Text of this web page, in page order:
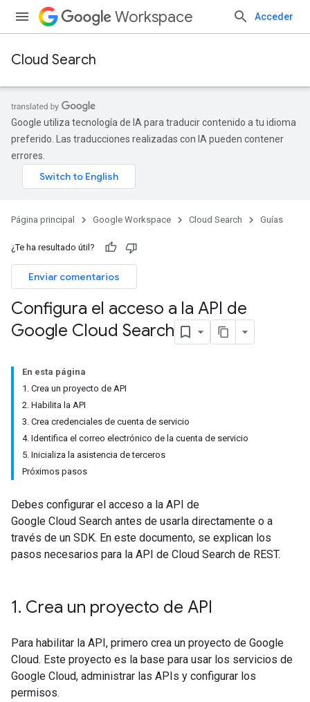
Workspace Acceder
Cloud Search
Google utiliza tecnología de IA para traducir contenido a tu idioma
preferido. Las traducciones realizadas con IA pueden contener
errores.
Página principal Google Workspace Cloud Search Guías
¿Te ha resultado útil?
Enviar comentarios
Configura el acceso a la API de
Google Cloud Search
En esta página
1. Crea un proyecto de API
2. Habilita la API
3. Crea credenciales de cuenta de servicio
4. Identifica el correo electrónico de la cuenta de servicio
5. Inicializa la asistencia de terceros
Próximos pasos
Debes configurar el acceso a la API de
Google Cloud Search antes de usarla directamente o a
través de un SDK. En este documento, se explican los
pasos necesarios para la API de Cloud Search de REST.
1. Crea un proyecto de API
Para habilitar la API, primero crea un proyecto de Google
Cloud. Este proyecto es la base para usar los servicios de
Google Cloud, administrar las APIs y configurar los
permisos.